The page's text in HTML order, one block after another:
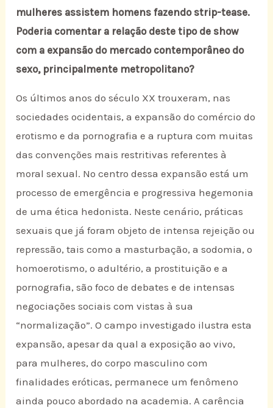
mulheres assistem homens fazendo strip-tease.
Poderia comentar a relação deste tipo de show
com a expansão do mercado contemporâneo do
sexo, principalmente metropolitano?
Os últimos anos do século XX trouxeram, nas
sociedades ocidentais, a expansão do comércio do
erotismo e da pornografia e a ruptura com muitas
das convenções mais restritivas referentes à
moral sexual. No centro dessa expansão está um
processo de emergência e progressiva hegemonia
de uma ética hedonista. Neste cenário, práticas
sexuais que já foram objeto de intensa rejeição ou
repressão, tais como a masturbação, a sodomia, o
homoerotismo, o adultério, a prostituição e a
pornografia, são foco de debates e de intensas
negociações sociais com vistas à sua
“normalização”. O campo investigado ilustra esta
expansão, apesar da qual a exposição ao vivo,
para mulheres, do corpo masculino com
finalidades eróticas, permanece um fenômeno
ainda pouco abordado na academia. A carência